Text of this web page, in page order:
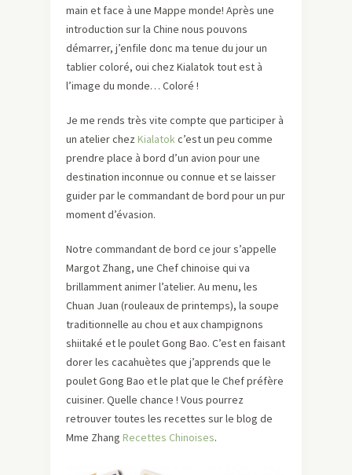
main et face à une Mappe monde! Après une
introduction sur la Chine nous pouvons
démarrer, j’enfile donc ma tenue du jour un
tablier coloré, oui chez Kialatok tout est à
l’image du monde… Coloré !
Je me rends très vite compte que participer à
un atelier chez Kialatokc’est un peu comme
prendre place à bord d’un avion pour une
destination inconnue ou connue et se laisser
guider par le commandant de bord pour un pur
moment d’évasion.
Notre commandant de bord ce jour s’appelle
Margot Zhang, une Chef chinoise qui va
brillamment animer l’atelier. Au menu, les
Chuan Juan (rouleaux de printemps), la soupe
traditionnelle au chou et aux champignons
shiitaké et le poulet Gong Bao. C’est en faisant
dorer les cacahuètes que j’apprends que le
poulet Gong Bao et le plat que le Chef préfère
cuisiner. Quelle chance ! Vous pourrez
retrouver toutes les recettes sur le blog de
Mme Zhang Recettes Chinoises.